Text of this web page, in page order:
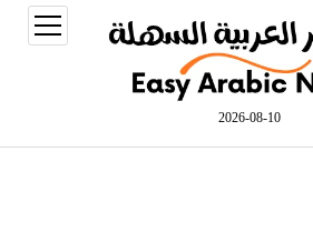
2026-08-10
open
menu